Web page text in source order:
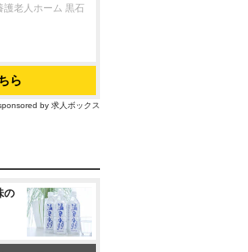
護老人ホーム 黒石
ら
by 求人ボックス
の